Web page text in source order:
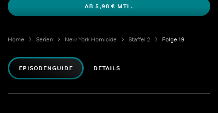
AB 5,98 € MTL.
Home Serien New York Homicide Staffel 2 Folge 19
EPISODENGUIDE DETAILS